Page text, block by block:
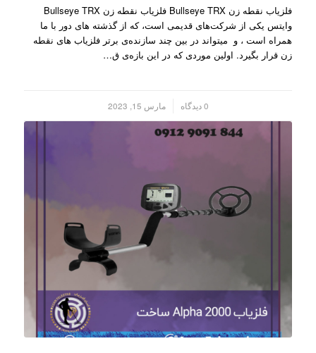
فلزیاب نقطه زن Bullseye TRX فلزیاب نقطه زن Bullseye TRX
وایتس یکی از شرکت‌های قدیمی است، که از گذشته های دور با ما
همراه است ، و میتواند در بین چند سازنده‌ی برتر فلزیاب های نقطه
زن قرار بگیرد. اولین موردی که در این بازه‌ی ق…
0 دیدگاه مارس 15, 2023